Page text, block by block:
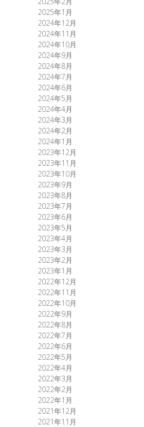
2025年1月
2024年12月
2024年11月
2024年10月
2024年9月
2024年8月
2024年7月
2024年6月
2024年5月
2024年4月
2024年3月
2024年2月
2024年1月
2023年12月
2023年11月
2023年10月
2023年9月
2023年8月
2023年7月
2023年6月
2023年5月
2023年4月
2023年3月
2023年2月
2023年1月
2022年12月
2022年11月
2022年10月
2022年9月
2022年8月
2022年7月
2022年6月
2022年5月
2022年4月
2022年3月
2022年2月
2022年1月
2021年12月
2021年11月